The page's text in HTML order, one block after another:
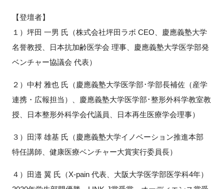
閉じる
【登壇者】
１）坪田 一男 氏（株式会社坪田ラボ CEO、慶應義塾大学
名誉教授、日本抗加齢医学会 理事、慶應義塾大学医学部発
ベンチャー協議会 代表）
２）中村 雅也 氏（慶應義塾大学医学部･学部長補佐（産学
連携・広報担当）、慶應義塾大学医学部･整形外科学教室教
授、日本整形外科学会代議員、日本再生医療学会理事）
３）田澤 雄基 氏（慶應義塾大学イノベーション推進本部
特任講師、健康医療ベンチャー大賞実行委員長）
４）田邉 翼 氏（X-pain 代表、大阪大学医学部医学科4年）